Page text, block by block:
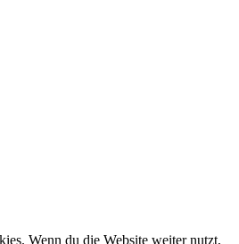
Wenn du die Website weiter nutzt,